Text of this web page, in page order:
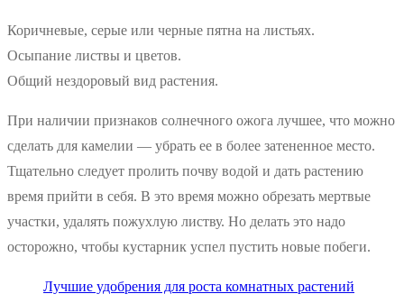
Коричневые, серые или черные пятна на листьях.
Осыпание листвы и цветов.
Общий нездоровый вид растения.
При наличии признаков солнечного ожога лучшее, что можно
сделать для камелии — убрать ее в более затененное место.
Тщательно следует пролить почву водой и дать растению
время прийти в себя. В это время можно обрезать мертвые
участки, удалять пожухлую листву. Но делать это надо
осторожно, чтобы кустарник успел пустить новые побеги.
Лучшие удобрения для роста комнатных растений